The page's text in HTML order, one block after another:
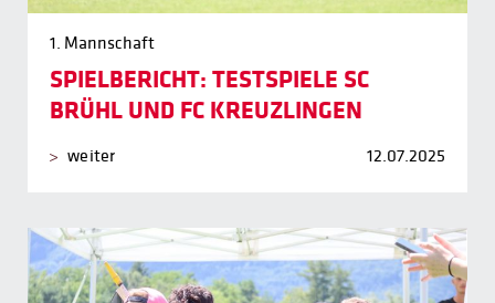
1. Mannschaft
SPIELBERICHT: TESTSPIELE SC
BRÜHL UND FC KREUZLINGEN
weiter 12.07.2025